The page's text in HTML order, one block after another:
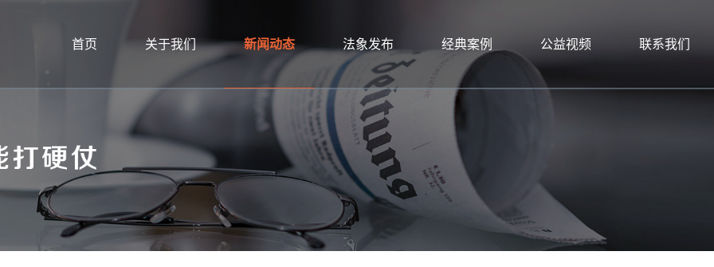
首页 关于我们 新闻动态 法象发布 经典案例 公益视频 联系我们